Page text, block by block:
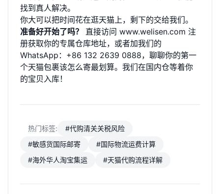
找到真人解决。
你大可以把时间花在逛天猫上，剩下的交给我们。
准备好开始了吗？
直接访问 www.welisen.com 注
册获取你的专属仓库地址，或者加我们的
WhatsApp：+86 132 2639 0888，聊聊你的第一
个天猫包裹该怎么寄最划算。我们在国内仓等着你
的宝贝入库！
热门标签:
#代购清关关税风险
#敏感货国际邮寄
#国际物流运费计算
#海外华人淘宝集运
#天猫代购流程详解